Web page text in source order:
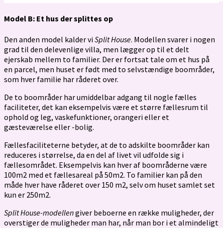
Model B: Et hus der splittes op
Den anden model kalder viSplit House. Modellen svarer i nogen
grad til den delevenlige villa, men lægger op til et delt
ejerskab mellem to familier. Der er fortsat tale om et hus på
en parcel, men huset er født med to selvstændige boområder,
som hver familie har råderet over.
De to boområder har umiddelbar adgang til nogle fælles
faciliteter, det kan eksempelvis være et større fællesrum til
ophold og leg, vaskefunktioner, orangeri eller et
gæsteværelse eller -bolig.
Fællesfaciliteterne betyder, at de to adskilte boområder kan
reduceres i størrelse, da en del af livet vil udfolde sig i
fællesområdet. Eksempelvis kan hver af boområderne være
100m2 med et fællesareal på 50m2. To familier kan på den
måde hver have råderet over 150 m2, selv om huset samlet set
kun er 250m2.
Split House-modellengiver beboerne en række muligheder, der
overstiger de muligheder man har, når man bor i et almindeligt